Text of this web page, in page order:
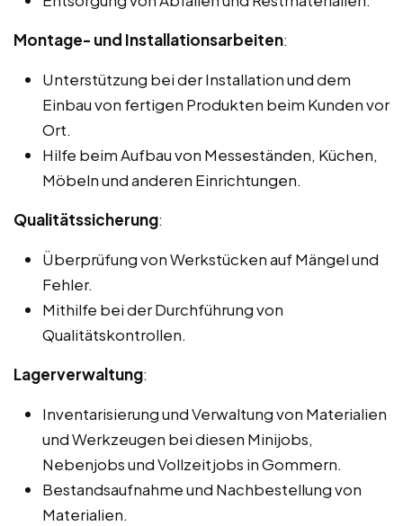
Montage- und Installationsarbeiten:
Unterstützung bei der Installation und dem
Einbau von fertigen Produkten beim Kunden vor
Ort.
Hilfe beim Aufbau von Messeständen, Küchen,
Möbeln und anderen Einrichtungen.
Qualitätssicherung:
Überprüfung von Werkstücken auf Mängel und
Fehler.
Mithilfe bei der Durchführung von
Qualitätskontrollen.
Lagerverwaltung:
Inventarisierung und Verwaltung von Materialien
und Werkzeugen bei diesen Minijobs,
Nebenjobs und Vollzeitjobs in Gommern.
Bestandsaufnahme und Nachbestellung von
Materialien.